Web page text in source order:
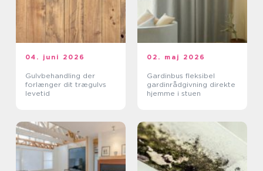
04. juni 2026
Gulvbehandling der
forlænger dit trægulvs
levetid
02. maj 2026
Gardinbus fleksibel
gardinrådgivning direkte
hjemme i stuen